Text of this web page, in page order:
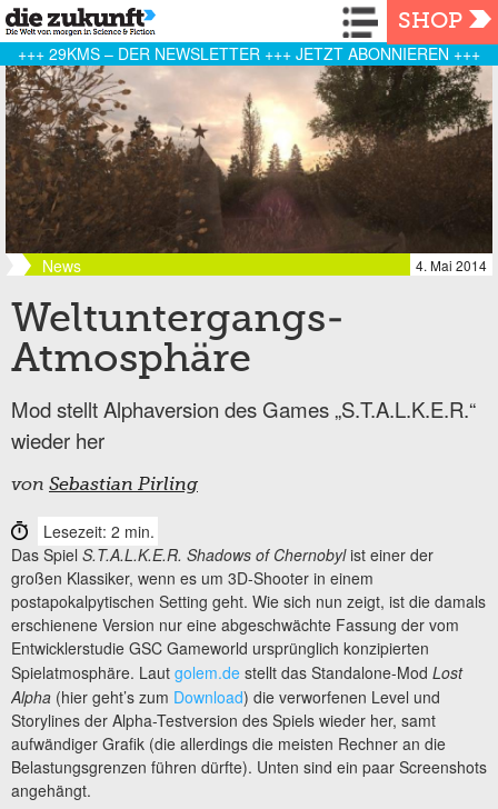
Navigation
SHOP
+++ 29KMS – DER NEWSLETTER +++ JETZT ABONNIEREN +++
News 4. Mai 2014
Weltuntergangs-
Atmosphäre
Mod stellt Alphaversion des Games „S.T.A.L.K.E.R.“
wieder her
von Sebastian Pirling
Lesezeit: 2 min.
Das Spiel S.T.A.L.K.E.R. Shadows of Chernobylist einer der
großen Klassiker, wenn es um 3D-Shooter in einem
postapokalpytischen Setting geht. Wie sich nun zeigt, ist die damals
erschienene Version nur eine abgeschwächte Fassung der vom
Entwicklerstudie GSC Gameworld ursprünglich konzipierten
Spielatmosphäre. Laut golem.de stellt das Standalone-Mod Lost
Alpha (hier geht’s zum Download) die verworfenen Level und
Storylines der Alpha-Testversion des Spiels wieder her, samt
aufwändiger Grafik (die allerdings die meisten Rechner an die
Belastungsgrenzen führen dürfte). Unten sind ein paar Screenshots
angehängt.